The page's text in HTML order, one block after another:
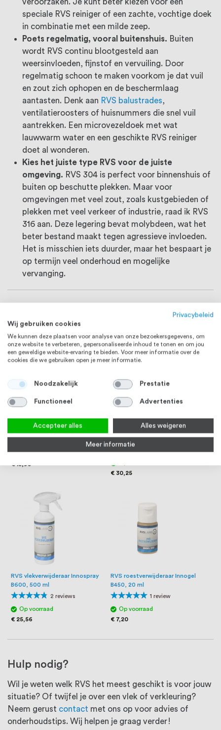
veroorzaken. Je kunt beter kiezen voor een
speciale RVS reiniger of een zachte, vochtige doek
in combinatie met een milde zeep.
Poets regelmatig, vooral buitenshuis. Buiten
wordt RVS continu blootgesteld aan
weersinvloeden, fijnstof en vervuiling. Door
regelmatig schoon te maken voorkom je dat vuil
en zout zich ophopen en de beschermlaag
aantasten. Denk aan RVS balustrades,
ventilatieroosters of huisnummers die snel vuil
aantrekken. Een microvezeldoek met wat
lauwwarm water en een geschikte RVS reiniger
doet al wonderen.
Kies het juiste type RVS voor de juiste
omgeving. RVS 304 is perfect voor binnenshuis of
buiten op beschutte plekken. Maar voor
omgevingen met veel zout, zoals kustgebieden of
plekken met veel verkeer of industrie, raad ik RVS
316 aan. Deze legering bevat molybdeen, wat het
beter bestand maakt tegen agressieve invloeden.
Het is misschien iets duurder, maar het bespaart je
op termijn veel onderhoud en mogelijke
vervanging.
Schoonmaakmiddelen geschikt voor
RVS
RVS Reiniger Spray 500 ml
94%
Op voorraad
€ 15,95
RVS Roestbehandelingskit 100
ml
Waardering:
€ 30,25
RVS vlekverwijderaar Innospray
B600, 500 ml
Waardering:
90%
2 reviews
Op voorraad
€ 25,56
RVS roestverwijderaar Innogel
B450, 20 ml
Waardering:
100%
1 review
Op voorraad
€ 7,20
Hulp nodig?
Wil je weten welk RVS het meest geschikt is voor jouw
situatie? Of twijfel je over een vlek of verkleuring?
Neem gerust contact met ons op voor advies of
onderhoudstips. Wij helpen je graag verder!
Privacybeleid
Wij gebruiken cookies
We kunnen deze plaatsen voor analyse van onze bezoekersgegevens, om
onze website te verbeteren, gepersonaliseerde inhoud te tonen en om jou
een geweldige website-ervaring te bieden. Voor meer informatie over de
cookies die we gebruiken open je meer informatie.
Noodzakelijk Prestatie
Functioneel Advertenties
Accepteer alles Alles weigeren
Meer informatie